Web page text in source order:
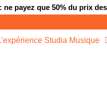
payez que 50% du prix
Studia Musique